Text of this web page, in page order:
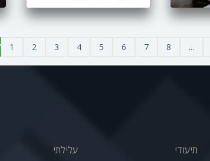
1 2 3 4 5 6 7 8 ...
תיעודי עלילתי